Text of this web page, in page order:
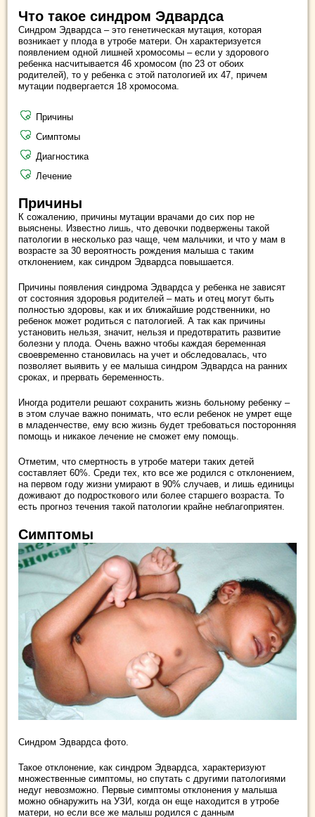
Что такое синдром Эдвардса
Синдром Эдвардса – это генетическая мутация, которая
возникает у плода в утробе матери. Он характеризуется
появлением одной лишней хромосомы – если у здорового
ребенка насчитывается 46 хромосом (по 23 от обоих
родителей), то у ребенка с этой патологией их 47, причем
мутации подвергается 18 хромосома.
Причины
Симптомы
Диагностика
Лечение
Причины
К сожалению, причины мутации врачами до сих пор не
выяснены. Известно лишь, что девочки подвержены такой
патологии в несколько раз чаще, чем мальчики, и что у мам в
возрасте за 30 вероятность рождения малыша с таким
отклонением, как синдром Эдвардса повышается.
Причины появления синдрома Эдвардса у ребенка не зависят
от состояния здоровья родителей – мать и отец могут быть
полностью здоровы, как и их ближайшие родственники, но
ребенок может родиться с патологией. А так как причины
установить нельзя, значит, нельзя и предотвратить развитие
болезни у плода. Очень важно чтобы каждая беременная
своевременно становилась на учет и обследовалась, что
позволяет выявить у ее малыша синдром Эдвардса на ранних
сроках, и прервать беременность.
Иногда родители решают сохранить жизнь больному ребенку –
в этом случае важно понимать, что если ребенок не умрет еще
в младенчестве, ему всю жизнь будет требоваться посторонняя
помощь и никакое лечение не сможет ему помощь.
Отметим, что смертность в утробе матери таких детей
составляет 60%. Среди тех, кто все же родился с отклонением,
на первом году жизни умирают в 90% случаев, и лишь единицы
доживают до подросткового или более старшего возраста. То
есть прогноз течения такой патологии крайне неблагоприятен.
Симптомы
Синдром Эдвардса фото.
Такое отклонение, как синдром Эдвардса, характеризуют
множественные симптомы, но спутать с другими патологиями
недуг невозможно. Первые симптомы отклонения у малыша
можно обнаружить на УЗИ, когда он еще находится в утробе
матери, но если все же малыш родился с данным